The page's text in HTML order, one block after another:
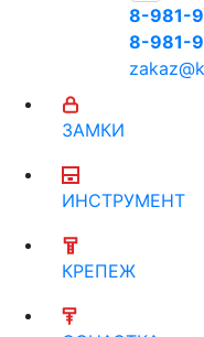
8-981-
8-981-
ЗАМКИ
ИНСТРУМЕНТ
КРЕПЕЖ